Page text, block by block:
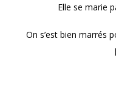
Elle se marie
On s’est bien marrés